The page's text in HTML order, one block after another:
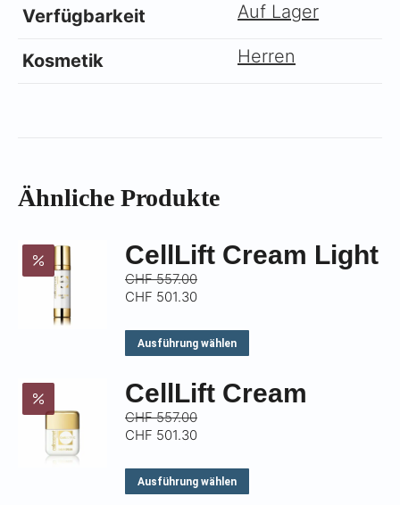
Verfügbarkeit Auf Lager
Kosmetik Herren
Ähnliche Produkte
CellLift Cream Light
CHF557.00
CHF 501.30
Ausführung wählen
weist
auf.
Die
CellLift Cream
CHF557.00
CHF 501.30
Ausführung wählen